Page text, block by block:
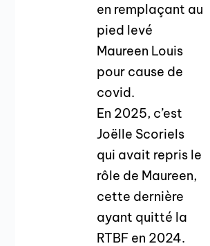
en remplaçant au
pied levé
Maureen Louis
pour cause de
covid.
En 2025, c’est
Joëlle Scoriels
qui avait repris le
rôle de Maureen,
cette dernière
ayant quitté la
RTBF en 2024.